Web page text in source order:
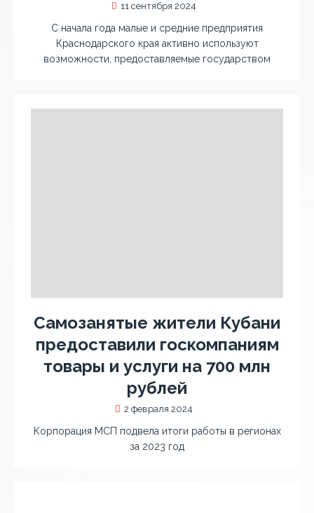
11 сентября 2024
С начала года малые и средние предприятия
Краснодарского края активно используют
возможности, предоставляемые государством
Самозанятые жители Кубани
предоставили госкомпаниям
товары и услуги на 700 млн
рублей
2 февраля 2024
Корпорация МСП подвела итоги работы в регионах
за 2023 год